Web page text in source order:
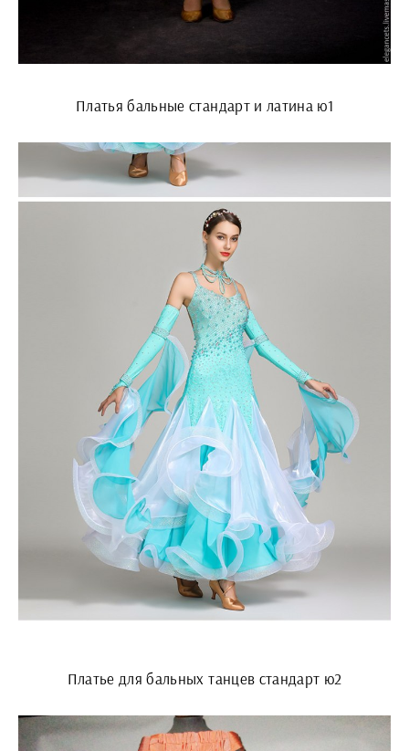
Платья бальные стандарт и латина ю1
Платье для бальных танцев стандарт ю2